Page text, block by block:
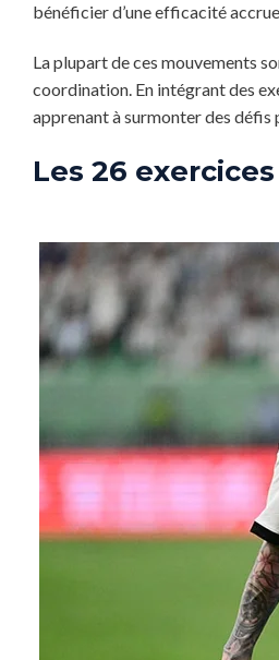
bénéficier d’une efficacité
La plupart de ces mouvements
coordination. En intégrant des
apprenant à surmonter des défis
Les 26